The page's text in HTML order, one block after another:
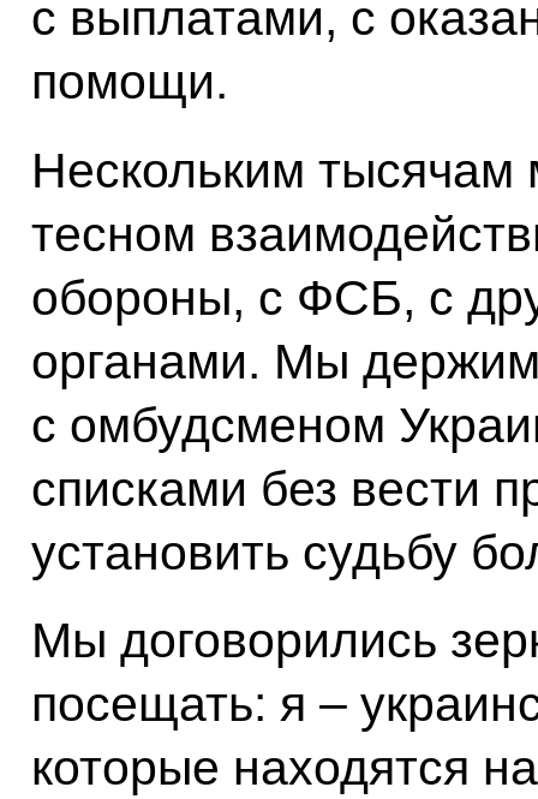
с выплатами, с
помощи.
Нескольким
тесном
обороны, с ФСБ, с
органами. Мы держим
с омбудсменом
списками без вести
установить судьбу
Мы договорились
посещать: я –
которые находятся